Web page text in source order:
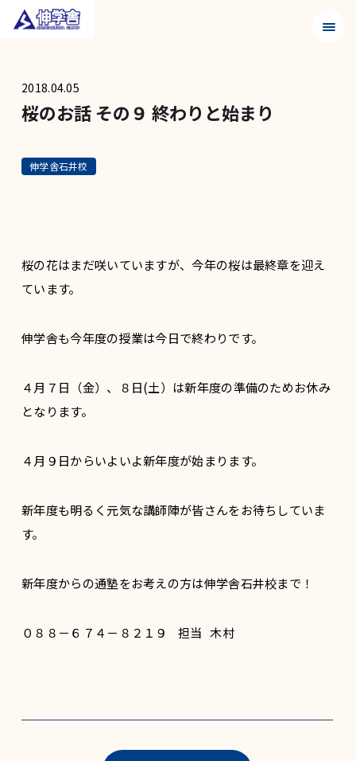
メニ
2018.04.05
桜のお話 その９ 終わりと始まり
伸学舎石井校
桜の花はまだ咲いていますが、今年の桜は最終章を迎え
ています。
伸学舎も今年度の授業は今日で終わりです。
４月７日（金）、８日(土）は新年度の準備のためお休み
となります。
４月９日からいよいよ新年度が始まります。
新年度も明るく元気な講師陣が皆さんをお待ちしていま
す。
新年度からの通塾をお考えの方は伸学舎石井校まで！
０８８－６７４－８２１９ 担当 木村